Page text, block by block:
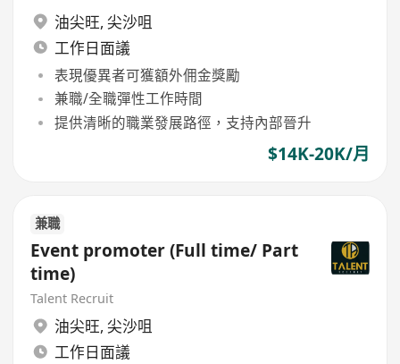
油尖旺, 尖沙咀
工作日面議
表現優異者可獲額外佣金獎勵
兼職/全職彈性工作時間
提供清晰的職業發展路徑，支持內部晉升
$14K-20K/月
兼職
Event promoter (Full time/ Part
time)
Talent Recruit
油尖旺, 尖沙咀
工作日面議